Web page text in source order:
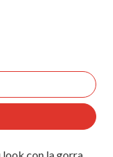
look con la gorra